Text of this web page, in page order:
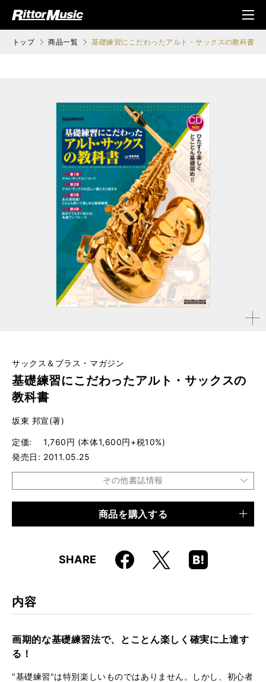
ジック (Rittor Musi
メニ
ュ
トップ 商品一覧 基礎練習にこだわったアルト・サックスの教科書
拡大す
サックス＆ブラス・マガジン
基礎練習にこだわったアルト・サックスの
教科書
坂東 邦宣(著)
定価
1,760円 (本体1,600円+税10%)
発売日
2011.05.25
その他書誌情報
9784845619481
商品を購入する
SHARE Faceboo
k
X
Hatena
Boo
内容
画期的な基礎練習法で、とことん楽しく確実に上達す
る！
"基礎練習"は特別楽しいものではありません。しかし、初心者